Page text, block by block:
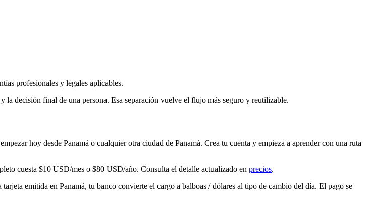
profesionales y legales aplicables.
la decisión final de una persona. Esa separación vuelve el flujo más seguro y reutilizable.
hoy desde Panamá o cualquier otra ciudad de Panamá. Crea tu cuenta y empieza a aprender con una ruta
cuesta $10 USD/mes o $80 USD/año. Consulta el detalle actualizado en precios.
tarjeta emitida en Panamá, tu banco convierte el cargo a balboas / dólares al tipo de cambio del día. El pago se